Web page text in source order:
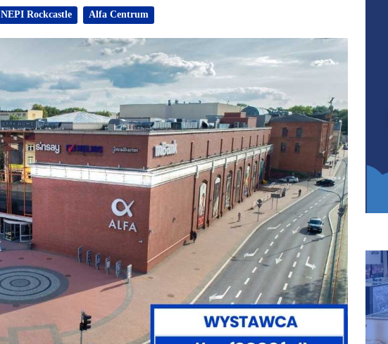
NEPI Rockcastle Alfa Centrum